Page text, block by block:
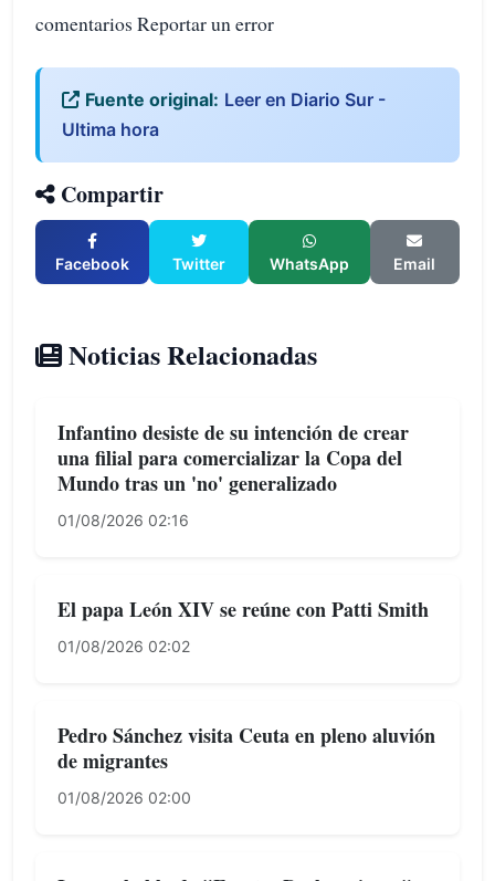
comentarios Reportar un error
Fuente original: Leer en Diario Sur -
Ultima hora
Compartir
Facebook Twitter WhatsApp Email
Noticias Relacionadas
Infantino desiste de su intención de crear
una filial para comercializar la Copa del
Mundo tras un 'no' generalizado
01/08/2026 02:16
El papa León XIV se reúne con Patti Smith
01/08/2026 02:02
Pedro Sánchez visita Ceuta en pleno aluvión
de migrantes
01/08/2026 02:00